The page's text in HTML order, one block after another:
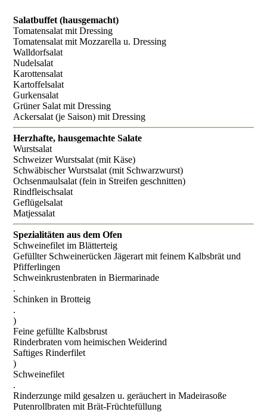
Salatbuffet (hausgemacht)
Tomatensalat mit Dressing
Tomatensalat mit Mozzarella u. Dressing
Walldorfsalat
Nudelsalat
Karottensalat
Kartoffelsalat
Gurkensalat
Grüner Salat mit Dressing
Ackersalat (je Saison) mit Dressing
Herzhafte, hausgemachte Salate
Wurstsalat
Schweizer Wurstsalat (mit Käse)
Schwäbischer Wurstsalat (mit Schwarzwurst)
Ochsenmaulsalat (fein in Streifen geschnitten)
Rindfleischsalat
Geflügelsalat
Matjessalat
Spezialitäten aus dem Ofen
Schweinefilet im Blätterteig
Gefüllter Schweinerücken Jägerart mit feinem Kalbsbrät und
Pfifferlingen
Schweinkrustenbraten in Biermarinade
.
Schinken in Brotteig
.
)
Feine gefüllte Kalbsbrust
Rinderbraten vom heimischen Weiderind
Saftiges Rinderfilet
)
Schweinefilet
.
Rinderzunge mild gesalzen u. geräuchert in Madeirasoße
Putenrollbraten mit Brät-Früchtefüllung